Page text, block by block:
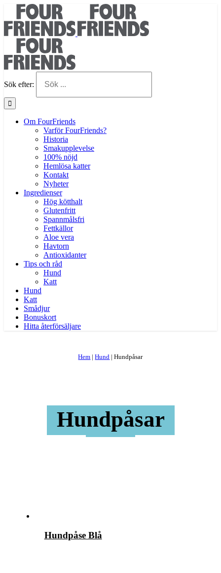
Sök efter:
Om FourFriends
Varför FourFriends?
Historia
Smakupplevelse
100% nöjd
Hemlösa katter
Kontakt
Nyheter
Ingredienser
Hög kötthalt
Glutenfritt
Spannmålsfri
Fettkällor
Aloe vera
Havtorn
Antioxidanter
Tips och råd
Hund
Katt
Hund
Katt
Smådjur
Bonuskort
Hitta återförsäljare
Hem |Hund |Hundpåsar
Hundpåsar
Hundpåse Blå